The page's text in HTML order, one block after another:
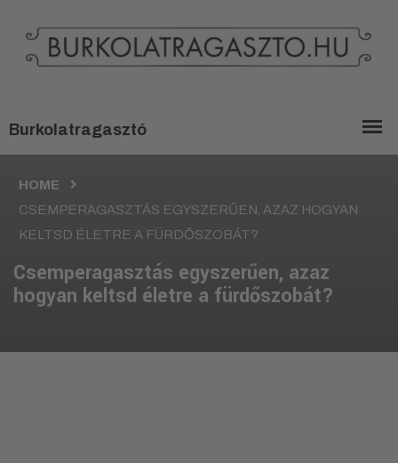
HOME
CSEMPERAGASZTÁS EGYSZERŰEN, AZAZ HOGYAN
KELTSD ÉLETRE A FÜRDŐSZOBÁT?
Csemperagasztás egyszerűen, azaz
hogyan keltsd életre a fürdőszobát?